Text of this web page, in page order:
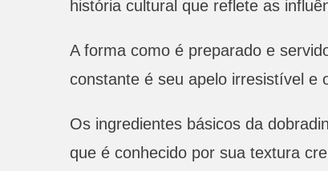
história cultural que reflete as
A forma como é preparado e
constante é seu apelo irresistível e
Os ingredientes básicos da
que é conhecido por sua textura